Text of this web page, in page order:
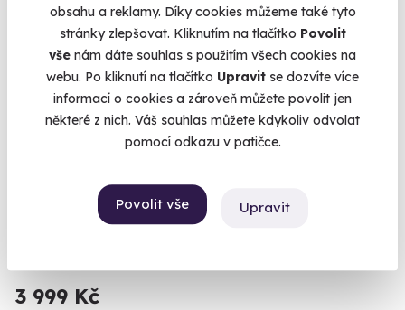
obsahu a reklamy. Díky cookies můžeme také tyto
stránky zlepšovat. Kliknutím na tlačítko Povolit
vše nám dáte souhlas s použitím všech cookies na
webu. Po kliknutí na tlačítko Upravit se dozvíte více
informací o cookies a zároveň můžete povolit jen
některé z nich. Váš souhlas můžete kdykoliv odvolat
pomocí odkazu v patičce.
Povolit vše Upravit
8.0
Zážitková střelba: Luxusní balíček pro
Exkluzivní arzenál. 115 výstřelů. 18 ikonických kousků.
3 999 Kč